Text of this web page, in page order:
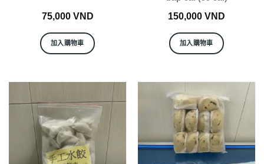
75,000 VND
加入購物車
150,000 VND
加入購物車